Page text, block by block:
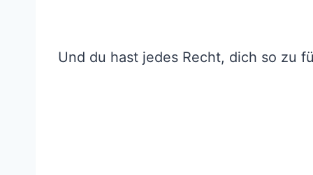
Und du hast jedes Recht, dich so zu